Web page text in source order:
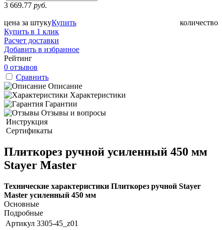
3 669.77 руб.
цена за штуку количество
Купить
Купить в 1 клик
Расчет доставки
Добавить в избранное
Рейтинг
0 отзывов
Сравнить
Описание
Характеристики
Гарантии
Отзывы и вопросы
Инструкция
Сертификаты
Плиткорез ручной усиленный 450 мм
Stayer Master
Технические характеристики Плиткорез ручной Stayer
Master усиленный 450 мм
Основные
Подробные
Артикул 3305-45_z01